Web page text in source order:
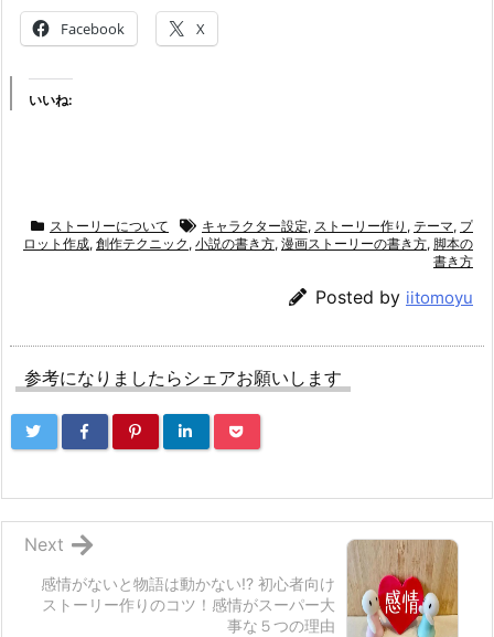
Facebook X
いいね:
ストーリーについて キャラクター設定, ストーリー作り , テーマ, プ
ロット作成, 創作テクニック , 小説の書き方, 漫画ストーリーの書き方, 脚本の
書き方
Posted by iitomoyu
参考になりましたらシェアお願いします
感情がないと物語は動かない!? 初心者向け
ストーリー作りのコツ！感情がスーパー大
事な５つの理由
Next